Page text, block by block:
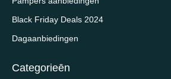
Black Friday Deals 2024
Dagaanbiedingen
Categorieēn